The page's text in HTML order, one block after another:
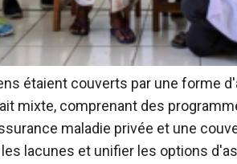
étaient couverts par une forme
mixte, comprenant des
maladie privée et une
lacunes et unifier les options